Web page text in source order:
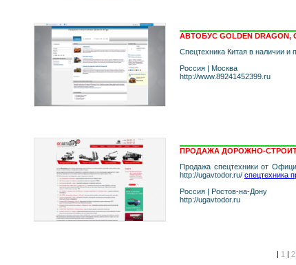
АВТОБУС GOLDEN
Спецтехника Китая в наличии и
Россия | Москва
http://www.89241452399.ru
ПРОДАЖА ДОРОЖНО-
Продажа спецтехники от
http://ugavtodor.ru/ спецтехника
Россия | Ростов-на-Дону
http://ugavtodor.ru
| 1 | 2